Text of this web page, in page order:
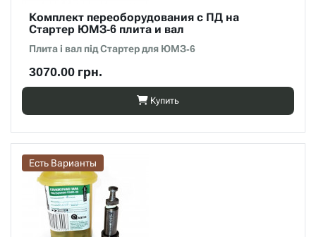
Комплект переоборудования с ПД на
Стартер ЮМЗ-6 плита и вал
Плита і вал під Стартер для ЮМЗ-6
3070.00 грн.
Купить
Есть Варианты